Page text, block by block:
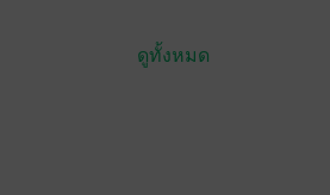
ดูทั้งหมด